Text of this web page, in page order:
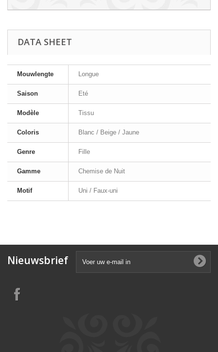
DATA SHEET
Mouwlengte Longue
Saison Eté
Modèle Tissu
Coloris Blanc / Beige / Jaune
Genre Fille
Gamme Chemise de Nuit
Motif Uni / Faux-uni
Nieuwsbrief